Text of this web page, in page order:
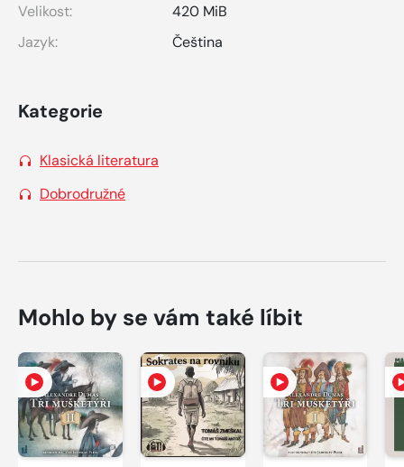
Velikost:
420 MiB
Jazyk:
Čeština
Kategorie
Klasická literatura
Dobrodružné
Mohlo by se vám také líbit